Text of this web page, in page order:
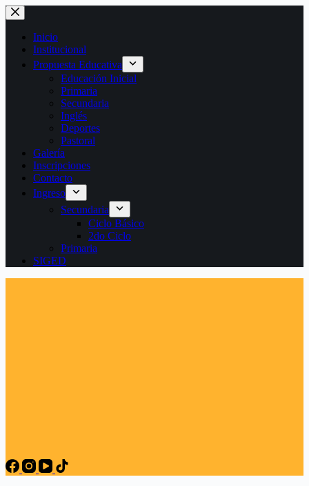
Saltar
al
contenido
Inicio
Institucional
Propuesta Educativa
Educación Inicial
Primaria
Secundaria
Inglés
Deportes
Pastoral
Galería
Inscripciones
Contacto
Ingreso
Secundaria
Ciclo Básico
2do Ciclo
Primaria
SIGED